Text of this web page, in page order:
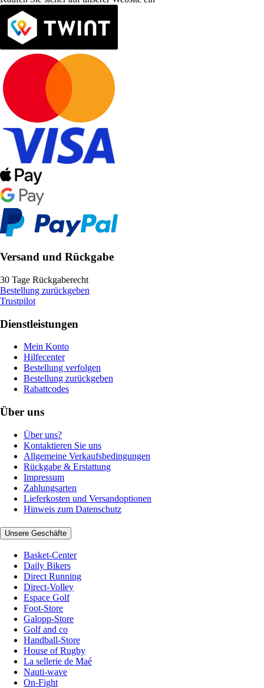
Versand und Rückgabe
30 Tage Rückgaberecht
Bestellung zurückgeben
Trustpilot
Dienstleistungen
Mein Konto
Hilfecenter
Bestellung verfolgen
Bestellung zurückgeben
Rabattcodes
Über uns
Über uns?
Kontaktieren Sie uns
Allgemeine Verkaufsbedingungen
Rückgabe & Erstattung
Impressum
Zahlungsarten
Lieferkosten und Versandoptionen
Hinweis zum Datenschutz
Unsere Geschäfte
Basket-Center
Daily Bikers
Direct Running
Direct-Volley
Espace Golf
Foot-Store
Galopp-Store
Golf and co
Handball-Store
House of Rugby
La sellerie de Maé
Nauti-wave
On-Fight